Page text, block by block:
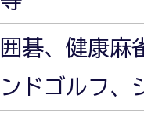
囲碁、健康麻
ンドゴルフ、